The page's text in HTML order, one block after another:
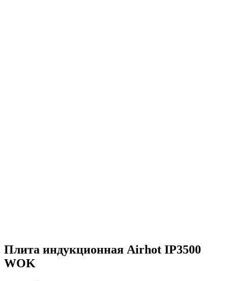
Плита индукционная Airhot IP3500
WOK